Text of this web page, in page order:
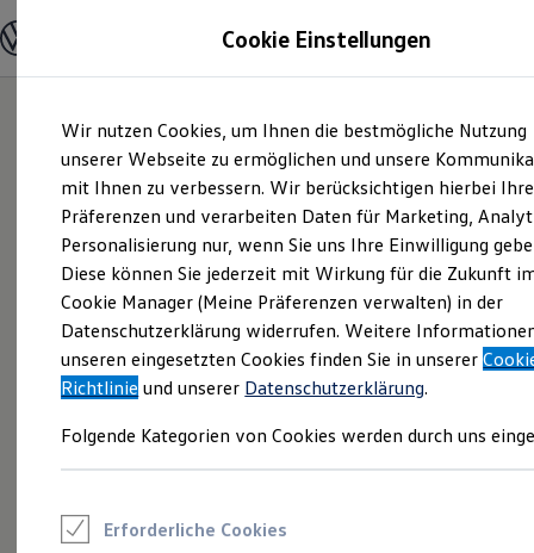
Hauptinhalt
springen
Footer
springen
Modelle und Konfigurator
Modelle vergleichen
Elektroautos
ENERGY Sondermodelle
Nutzfahrzeuge
SUV und CUV
Familienautos
Kombis
Kompaktwagen
Sportwagen
Schnell verfügbare Fahrzeuge
Angebote und Produkte
Aktuelle Angebote
E-Auto-Förderung
Volkswagen Marktplatz
Junge Gebrauchtwagen und Gebrauchtwagen
Saisonangebote
Cookie Einstellungen
Wir nutzen Cookies, um Ihnen die bestmögliche Nutzung
unserer Webseite zu ermöglichen und unsere
mit Ihnen zu verbessern. Wir berücksichtigen hierbei Ihre
Präferenzen und verarbeiten Daten für Marketing,
Personalisierung nur, wenn Sie uns Ihre Einwilligung
Diese können Sie jederzeit mit Wirkung für die Zukunft
Cookie Manager (Meine Präferenzen verwalten) in der
Datenschutzerklärung widerrufen. Weitere
unseren eingesetzten Cookies finden Sie in unserer
Richtlinie und unserer Datenschutzerklärung.
Folgende Kategorien von Cookies werden durch uns
Erforderliche Cookies